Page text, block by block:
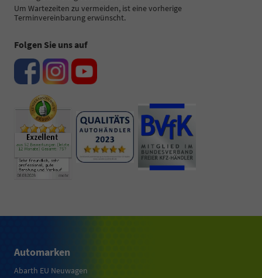
Um Wartezeiten zu vermeiden, ist eine vorherige
Terminvereinbarung erwünscht.
Folgen Sie uns auf
Automarken
Abarth EU Neuwagen